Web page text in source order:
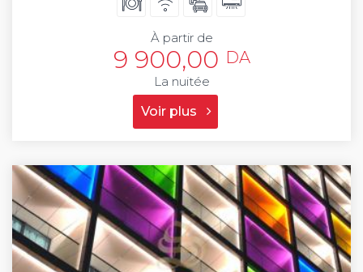
À partir de
9 900,00 DA
La nuitée
Voir plus